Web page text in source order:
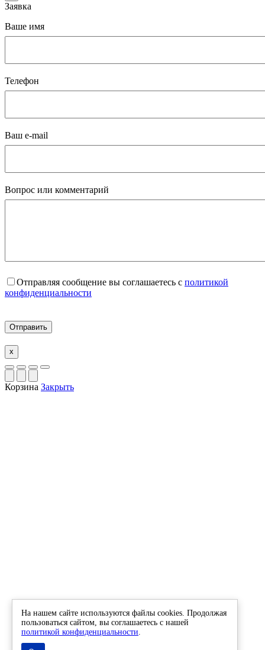
Заявка
Ваше имя
Телефон
Ваш e-mail
Вопрос или комментарий
Отправляя сообщение вы соглашаетесь с политикой
конфиденциальности
x
Корзина Закрыть
На нашем сайте используются файлы cookies. Продолжая
пользоваться сайтом, вы соглашаетесь с нашей
политикой конфиденциальности.